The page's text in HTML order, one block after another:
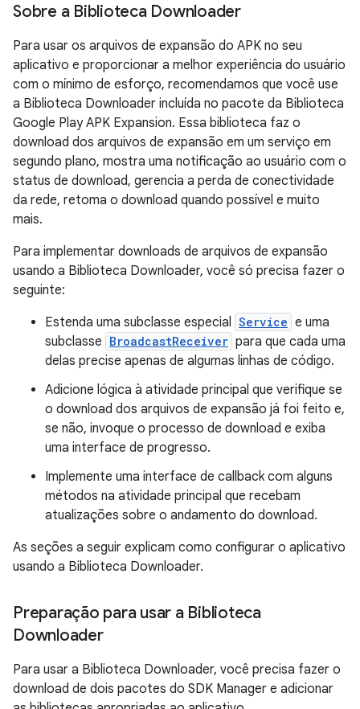
Sobre a Biblioteca Downloader
Para usar os arquivos de expansão do APK no seu
aplicativo e proporcionar a melhor experiência do usuário
com o mínimo de esforço, recomendamos que você use
a Biblioteca Downloader incluída no pacote da Biblioteca
Google Play APK Expansion. Essa biblioteca faz o
download dos arquivos de expansão em um serviço em
segundo plano, mostra uma notificação ao usuário com o
status de download, gerencia a perda de conectividade
da rede, retoma o download quando possível e muito
mais.
Para implementar downloads de arquivos de expansão
usando a Biblioteca Downloader, você só precisa fazer o
seguinte:
Estenda uma subclasse especial Service e uma
subclasse BroadcastReceiver para que cada uma
delas precise apenas de algumas linhas de código.
Adicione lógica à atividade principal que verifique se
o download dos arquivos de expansão já foi feito e,
se não, invoque o processo de download e exiba
uma interface de progresso.
Implemente uma interface de callback com alguns
métodos na atividade principal que recebam
atualizações sobre o andamento do download.
As seções a seguir explicam como configurar o aplicativo
usando a Biblioteca Downloader.
Preparação para usar a Biblioteca
Downloader
Para usar a Biblioteca Downloader, você precisa fazer o
download de dois pacotes do SDK Manager e adicionar